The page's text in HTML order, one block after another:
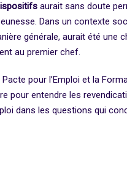
aurait sans doute
Dans un contexte
générale, aurait été une
au premier chef.
pour l’Emploi et la
pour entendre les
dans les questions qui